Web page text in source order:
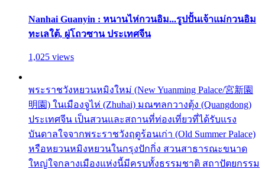
Nanhai Guanyin : หนานไห่กวนอิม...รูปปั้นเจ้าแม่กวนอิม
ทะเลใต้, ผู่โถวซาน ประเทศจีน
1,025 views
พระราชวังหยวนหมิงใหม่ (New Yuanming Palace/宮新園
明園) ในเมืองจูไห่ (Zhuhai) มณฑลกวางตุ้ง (Quangdong)
ประเทศจีน เป็นสวนและสถานที่ท่องเที่ยวที่ได้รับแรง
บันดาลใจจากพระราชวังฤดูร้อนเก่า (Old Summer Palace)
หรือหยวนหมิงหยวนในกรุงปักกิ่ง สวนสาธารณะขนาด
ใหญ่ใจกลางเมืองแห่งนี้มีครบทั้งธรรมชาติ สถาปัตยกรรม